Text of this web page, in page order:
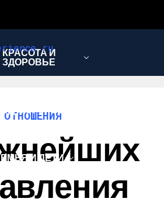
КРАСОТА И
ЗДОРОВЬЕ
И ОГОРОД
И ДЕТИ